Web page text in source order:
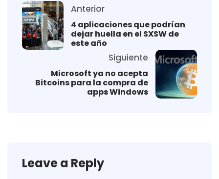
Anterior
4 aplicaciones que podrían
dejar huella en el SXSW de
este año
Siguiente
Microsoft ya no acepta
Bitcoins para la compra de
apps Windows
Leave a Reply